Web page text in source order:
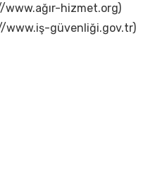
www.ağır-hizmet.org)
www.iş-güvenliği.gov.tr)